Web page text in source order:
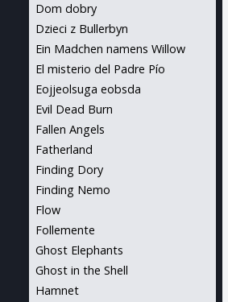
Dom dobry
Dzieci z Bullerbyn
Ein Madchen namens Willow
El misterio del Padre Pío
Eojjeolsuga eobsda
Evil Dead Burn
Fallen Angels
Fatherland
Finding Dory
Finding Nemo
Flow
Follemente
Ghost Elephants
Ghost in the Shell
Hamnet